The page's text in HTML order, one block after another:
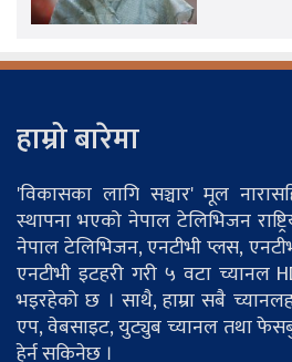
हाम्रो बारेमा
'विकासका लागि सञ्चार' मूल
स्थापना भएको नेपाल टेलिभिजन
नेपाल टेलिभिजन, एनटीभी प्लस,
एनटीभी इटहरी गरी ५ वटा च्यानल
भइरहेको छ । साथै, हाम्रा सबै
एप, वेबसाइट, युट्युब च्यानल तथा
हेर्न सकिनेछ ।